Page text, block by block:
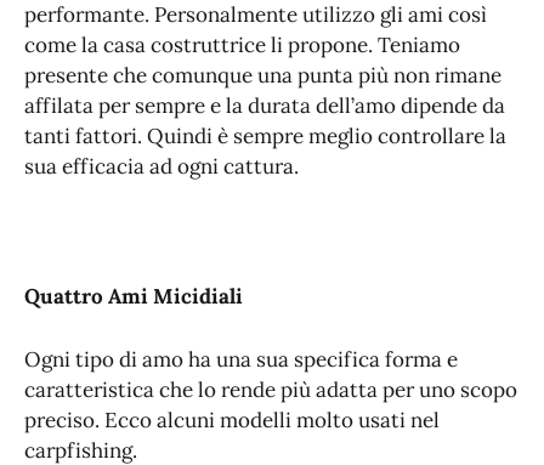
performante. Personalmente utilizzo gli ami così
come la casa costruttrice li propone. Teniamo
presente che comunque una punta più non rimane
affilata per sempre e la durata dell’amo dipende da
tanti fattori. Quindi è sempre meglio controllare la
sua efficacia ad ogni cattura.
Quattro Ami Micidiali
Ogni tipo di amo ha una sua specifica forma e
caratteristica che lo rende più adatta per uno scopo
preciso. Ecco alcuni modelli molto usati nel
carpfishing.